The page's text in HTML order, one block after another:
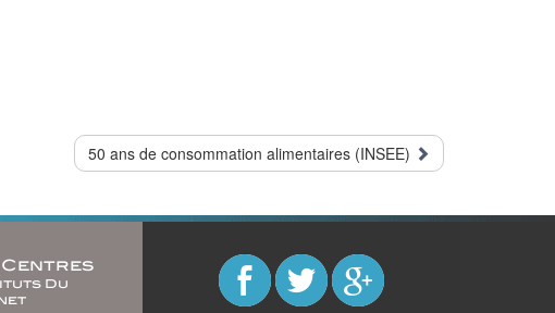
50 ans de consommation alimentaires (INSEE)
Centres
Du